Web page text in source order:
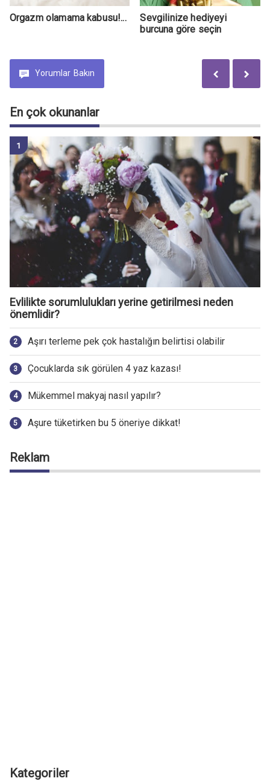
Orgazm olamama kabusu!...
Sevgilinize hediyeyi
burcuna göre seçin
Yorumlar Bakın
En çok okunanlar
Evlilikte sorumlulukları yerine getirilmesi neden
önemlidir?
Aşırı terleme pek çok hastalığın belirtisi olabilir
Çocuklarda sık görülen 4 yaz kazası!
Mükemmel makyaj nasıl yapılır?
Aşure tüketirken bu 5 öneriye dikkat!
Reklam
Kategoriler